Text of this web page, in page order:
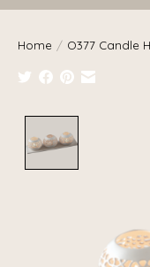
Home / O377 Candle